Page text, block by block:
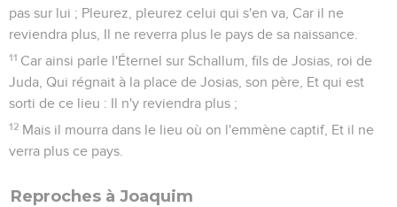
pas sur lui ; Pleurez, pleurez celui qui s'en va, Car il ne
reviendra plus, Il ne reverra plus le pays de sa naissance.
11 Car ainsi parle l'Éternel sur Schallum, fils de Josias, roi de
Juda, Qui régnait à la place de Josias, son père, Et qui est
sorti de ce lieu : Il n'y reviendra plus ;
12 Mais il mourra dans le lieu où on l'emmène captif, Et il ne
verra plus ce pays.
Reproches à Joaquim